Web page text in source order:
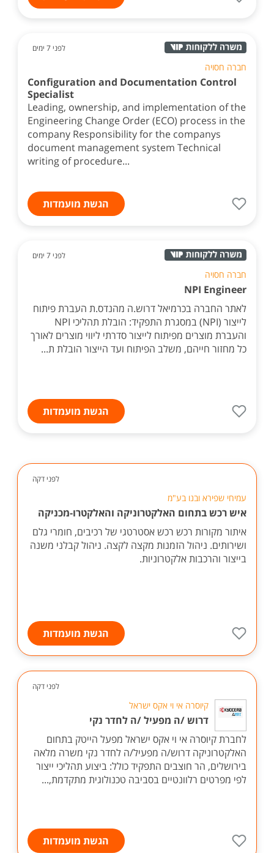
לפני 7 ימים
חברה חסויה
Configuration and Documentation Control
Specialist
Leading, ownership, and implementation of the
Engineering Change Order (ECO) process in the
company Responsibility for the companys
document management system Technical
writing of procedure...
הגשת מועמדות
לפני 7 ימים
חברה חסויה
NPI Engineer
לאתר החברה בכרמיאל דרוש.ה מהנדס.ת העברת פיתוח
לייצור (NPI) במסגרת התפקיד: הובלת תהליכי NPI
והעברת מוצרים מפיתוח לייצור סדרתי ליווי מוצרים לאורך
כל מחזור חייהם, משלב הפיתוח ועד הייצור הובלת ת...
הגשת מועמדות
לפני דקה
עמיחי שפירא ובנו בע"מ
איש רכש בתחום האלקטרוניקה והאלקטרו-מכניקה
איתור מקורות רכש רכש אסטרטגי של רכיבים, חומרי גלם
ושירותים. ניהול הזמנות מקצה לקצה. ניהול קבלני משנה
בייצור והרכבות אלקטרוניות.
הגשת מועמדות
לפני דקה
קיוסרה אי וי אקס ישראל
דרוש /ה מפעיל /ה לחדר נקי
לחברת קיוסרה אי וי אקס ישראל מפעל הייטק בתחום
האלקטרוניקה דרוש/ה מפעיל/ה לחדר נקי משרה מלאה
בירושלים, הר חוצבים התפקיד כולל: ביצוע תהליכי ייצור
לפי מפרטים רלוונטיים בסביבה טכנולוגית מתקדמת,...
הגשת מועמדות